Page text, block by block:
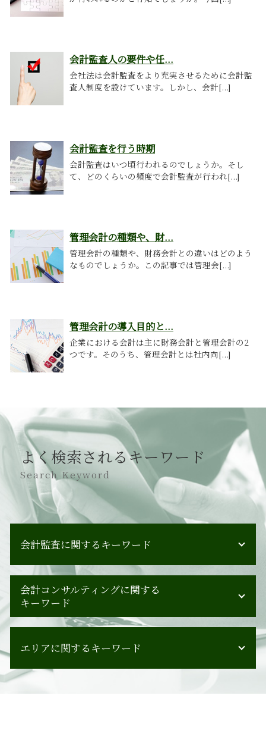
会計監査人の要件や任...
会社法は会計監査をより充実させるために会計監
査人制度を設けています。しかし、会計[...]
会計監査を行う時期
会計監査はいつ頃行われるのでしょうか。そし
て、どのくらいの頻度で会計監査が行われ[...]
管理会計の種類や、財...
管理会計の種類や、財務会計との違いはどのよう
なものでしょうか。この記事では管理会[...]
管理会計の導入目的と...
企業における会計は主に財務会計と管理会計の2
つです。そのうち、管理会計とは社内向[...]
よく検索されるキーワード
Search Keyword
会計監査に関するキーワード
ipo 監査
会計監査 企業
会計監査 対象
会計監査 チェックリスト
会計監査人 選任
会計監査人
会計監査 チェックポイント
会計コンサルティングに関する
キーワード
設備投資 回収期間 目安
企業会計 ポイント
エリアに関するキーワード